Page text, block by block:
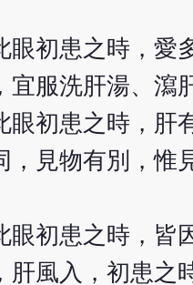
初患之時，愛
服洗肝湯、瀉
眼初患之時，肝
見物有別，惟
初患之時，皆
風入，初患之